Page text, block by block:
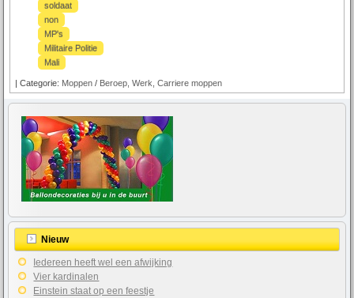
soldaat
non
MP's
Militaire Politie
Mali
|Categorie: Moppen / Beroep, Werk, Carriere moppen
Nieuw
Iedereen heeft wel een afwijking
Vier kardinalen
Einstein staat op een feestje